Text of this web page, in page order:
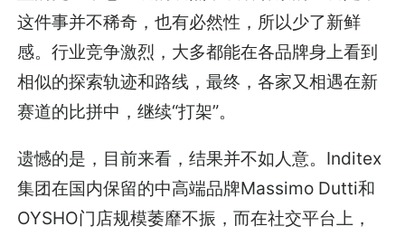
这件事并不稀奇，也有必然性，所以少了新鲜
感。行业竞争激烈，大多都能在各品牌身上看到
相似的探索轨迹和路线，最终，各家又相遇在新
赛道的比拼中，继续“打架”。
遗憾的是，目前来看，结果并不如人意。Inditex
集团在国内保留的中高端品牌Massimo Dutti和
OYSHO门店规模萎靡不振，而在社交平台上，